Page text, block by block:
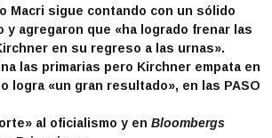
Macri sigue contando con un sólido
agregaron que «ha logrado frenar las
en su regreso a las urnas».
las primarias pero Kirchner empata en
logra «un gran resultado», en las PASO
al oficialismo y enBloombergs